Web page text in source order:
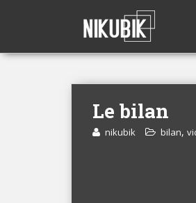
Le bilan
nikubik bilan,